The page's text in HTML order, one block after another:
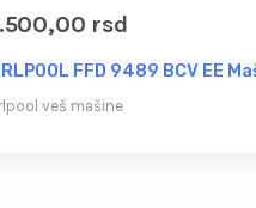
rsd
FFD 9489 BCV EE
veš mašine